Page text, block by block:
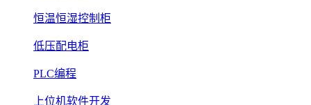
恒温恒湿控制柜
低压配电柜
PLC编程
上位机软件开发